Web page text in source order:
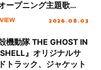
ープニング主題歌
」インタビュー2026.08.03
機動隊 THE GHOST IN
』オリジナルサ
トラック、ジャケット